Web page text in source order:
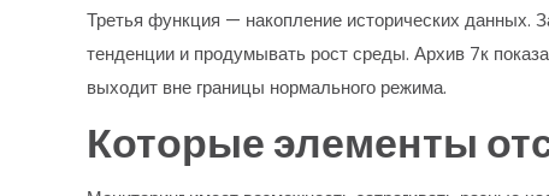
Третья функция — накопление исторических данных.
тенденции и продумывать рост среды. Архив 7к
выходит вне границы нормального режима.
Которые элементы